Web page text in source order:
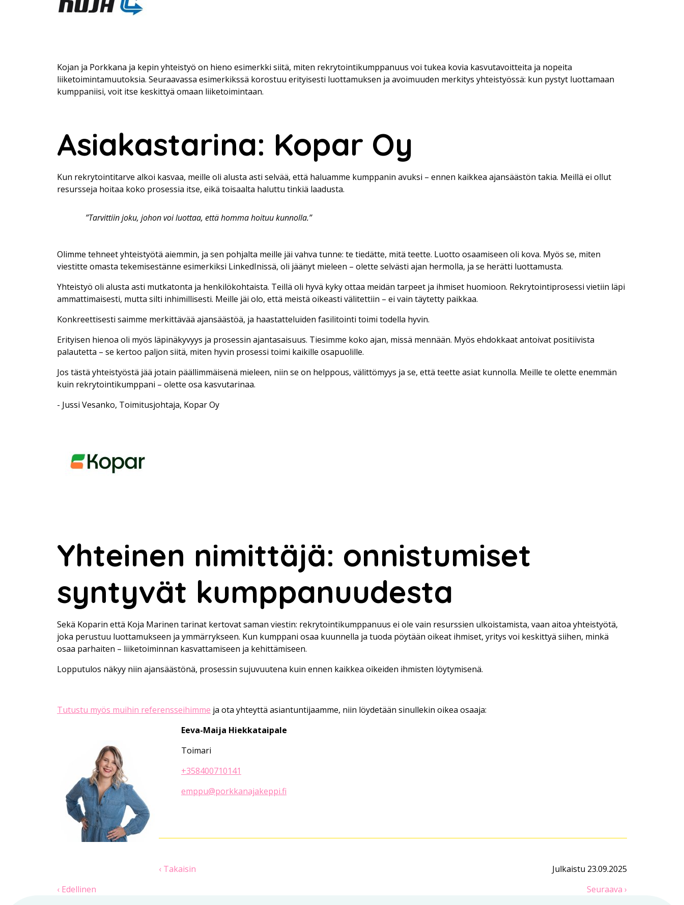
Kojan ja Porkkana ja kepin yhteistyö on hieno esimerkki siitä, miten rekrytointikumppanuus voi tukea kovia kasvutavoitteita ja nopeita
liiketoimintamuutoksia. Seuraavassa esimerkikssä korostuu erityisesti luottamuksen ja avoimuuden merkitys yhteistyössä: kun pystyt luottamaan
kumppaniisi, voit itse keskittyä omaan liiketoimintaan.
Asiakastarina: Kopar Oy
Kun rekrytointitarve alkoi kasvaa, meille oli alusta asti selvää, että haluamme kumppanin avuksi – ennen kaikkea ajansäästön takia. Meillä ei ollut
resursseja hoitaa koko prosessia itse, eikä toisaalta haluttu tinkiä laadusta.
”Tarvittiin joku, johon voi luottaa, että homma hoituu kunnolla.”
Olimme tehneet yhteistyötä aiemmin, ja sen pohjalta meille jäi vahva tunne: te tiedätte, mitä teette. Luotto osaamiseen oli kova. Myös se, miten
viestitte omasta tekemisestänne esimerkiksi LinkedInissä, oli jäänyt mieleen – olette selvästi ajan hermolla, ja se herätti luottamusta.
Yhteistyö oli alusta asti mutkatonta ja henkilökohtaista. Teillä oli hyvä kyky ottaa meidän tarpeet ja ihmiset huomioon. Rekrytointiprosessi vietiin läpi
ammattimaisesti, mutta silti inhimillisesti. Meille jäi olo, että meistä oikeasti välitettiin – ei vain täytetty paikkaa.
Konkreettisesti saimme merkittävää ajansäästöä, ja haastatteluiden fasilitointi toimi todella hyvin.
Erityisen hienoa oli myös läpinäkyvyys ja prosessin ajantasaisuus. Tiesimme koko ajan, missä mennään. Myös ehdokkaat antoivat positiivista
palautetta – se kertoo paljon siitä, miten hyvin prosessi toimi kaikille osapuolille.
Jos tästä yhteistyöstä jää jotain päällimmäisenä mieleen, niin se on helppous, välittömyys ja se, että teette asiat kunnolla. Meille te olette enemmän
kuin rekrytointikumppani – olette osa kasvutarinaa.
- Jussi Vesanko, Toimitusjohtaja, Kopar Oy
Yhteinen nimittäjä: onnistumiset
syntyvät kumppanuudesta
Sekä Koparin että Koja Marinen tarinat kertovat saman viestin: rekrytointikumppanuus ei ole vain resurssien ulkoistamista, vaan aitoa yhteistyötä,
joka perustuu luottamukseen ja ymmärrykseen. Kun kumppani osaa kuunnella ja tuoda pöytään oikeat ihmiset, yritys voi keskittyä siihen, minkä
osaa parhaiten – liiketoiminnan kasvattamiseen ja kehittämiseen.
Lopputulos näkyy niin ajansäästönä, prosessin sujuvuutena kuin ennen kaikkea oikeiden ihmisten löytymisenä.
Tutustu myös muihin referensseihimme ja ota yhteyttä asiantuntijaamme, niin löydetään sinullekin oikea osaaja:
Eeva-Maija Hiekkataipale
Toimari
+358400710141
emppu@porkkanajakeppi.fi
‹ Takaisin
Julkaistu 23.09.2025
‹ Edellinen
Seuraava ›